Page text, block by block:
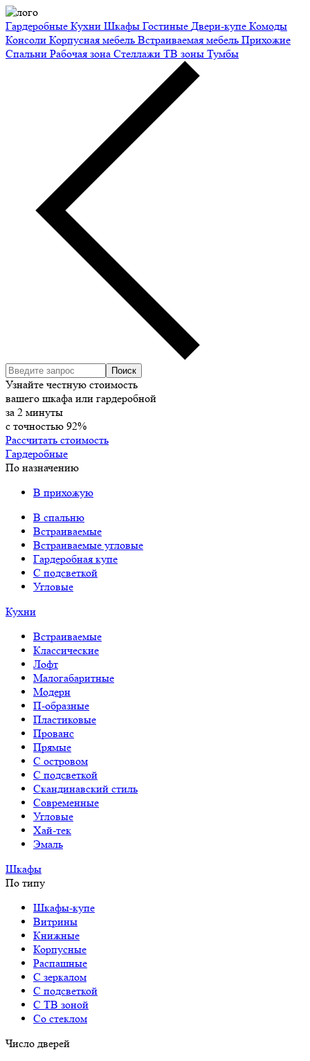
Гардеробные Кухни Шкафы Гостиные Двери-купе Комоды
Консоли Корпусная мебель Встраиваемая мебель Прихожие
Спальни Рабочая зона Стеллажи ТВ зоны Тумбы
Узнайте честную стоимость
вашего шкафа или гардеробной
за 2 минуты
с точностью 92%
Рассчитать стоимость
Гардеробные
По назначению
В прихожую
В спальню
Встраиваемые
Встраиваемые угловые
Гардеробная купе
С подсветкой
Угловые
Кухни
Встраиваемые
Классические
Лофт
Малогабаритные
Модерн
П-образные
Пластиковые
Прованс
Прямые
С островом
С подсветкой
Скандинавский стиль
Современные
Угловые
Хай-тек
Эмаль
Шкафы
По типу
Шкафы-купе
Витрины
Книжные
Корпусные
Распашные
С зеркалом
С подсветкой
С ТВ зоной
Со стеклом
Число дверей